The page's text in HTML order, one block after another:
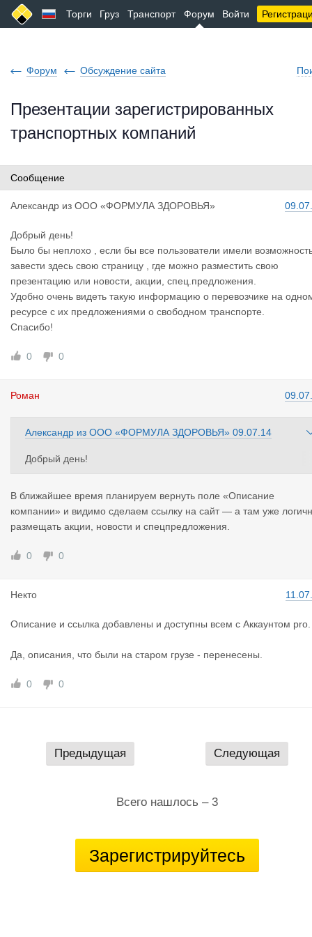
Торги Груз Транспорт Форум Войти
Форум Обсуждение сайта
Презентации зарегистрированных
транспортных компаний
Сообщение
Александр из ООО «ФОРМУЛА ЗДОРОВЬЯ»
Добрый день!
Было бы неплохо , если бы все пользователи имели
завести здесь свою страницу , где можно разместить свою
презентацию или новости, акции, спец.предложения.
Удобно очень видеть такую информацию о перевозчике на
ресурсе с их предложениями о свободном транспорте.
Спасибо!
0 0
Роман
Александр из ООО «ФОРМУЛА ЗДОРОВЬЯ» 09.07.14
Добрый день!
презентацию или новости, акции, спец.предложения.
Удобно очень видеть такую информацию о перевозчике на од
ном ресурсе с их предложениями о свободном транспорте.
Спасибо!
В ближайшее время планируем вернуть поле «Описание
компании» и видимо сделаем ссылку на сайт — а там уже
размещать акции, новости и спецпредложения.
0 0
Некто
Описание и ссылка добавлены и доступны всем с Аккаунтом pro.
Да, описания, что были на старом грузе - перенесены.
0 0
Предыдущая Следующая
Всего нашлось – 3
Зарегистрируйтесь